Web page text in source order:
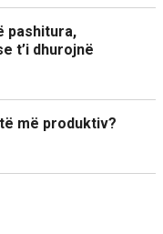
pashitura,
t’i dhurojnë
më produktiv?